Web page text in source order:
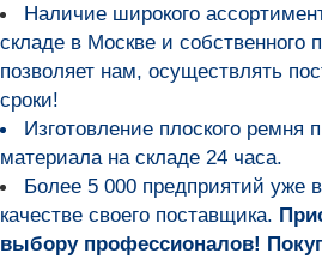
Наличие широкого
складе в Москве и собственного
позволяет нам, осуществлять
сроки!
Изготовление плоского ремня
материала на складе 24 часа.
Более 5 000 предприятий уже
качестве своего поставщика.
выбору профессионалов!